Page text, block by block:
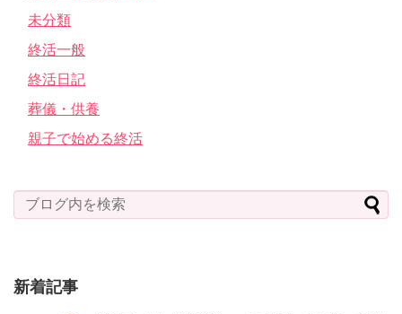
未分類
終活一般
終活日記
葬儀・供養
親子で始める終活
新着記事